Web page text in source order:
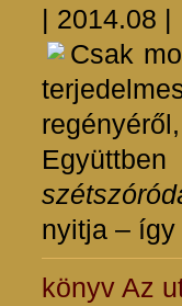
| 2014.08 |
Csak
nyitja – így
könyv Az